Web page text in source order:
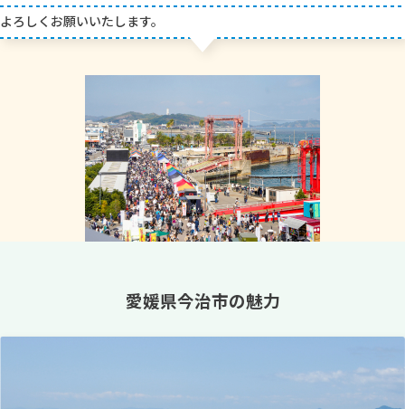
よろしくお願いいたします。
愛媛県今治市の魅力